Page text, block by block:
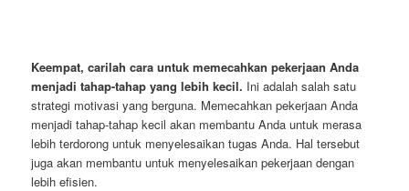
Keempat, carilah cara untuk memecahkan pekerjaan Anda
menjadi tahap-tahap yang lebih kecil. Ini adalah salah satu
strategi motivasi yang berguna. Memecahkan pekerjaan Anda
menjadi tahap-tahap kecil akan membantu Anda untuk merasa
lebih terdorong untuk menyelesaikan tugas Anda. Hal tersebut
juga akan membantu untuk menyelesaikan pekerjaan dengan
lebih efisien.